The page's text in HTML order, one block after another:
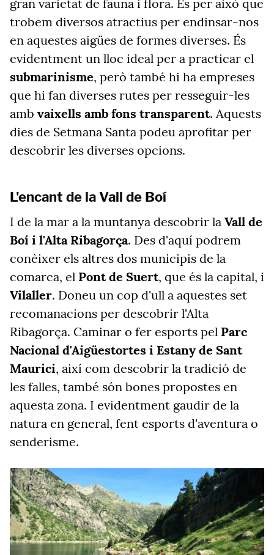
gran varietat de fauna i flora. És per això que
trobem diversos atractius per endinsar-nos
en aquestes aigües de formes diverses. És
evidentment un lloc ideal per a practicar el
submarinisme, però també hi ha empreses
que hi fan diverses rutes per resseguir-les
amb vaixells amb fons transparent. Aquests
dies de Setmana Santa podeu aprofitar per
descobrir les diverses opcions.
L'encant de la Vall de Boí
I de la mar a la muntanya descobrir la Vall de
Boí i l'Alta Ribagorça. Des d'aquí podrem
conèixer els altres dos municipis de la
comarca, el Pont de Suert, que és la capital, i
Vilaller. Doneu un cop d'ull a aquestes set
recomanacions per descobrir l'Alta
Ribagorça. Caminar o fer esports pel Parc
Nacional d'Aigüestortes i Estany de Sant
Maurici, així com descobrir la tradició de
les falles, també són bones propostes en
aquesta zona. I evidentment gaudir de la
natura en general, fent esports d'aventura o
senderisme.